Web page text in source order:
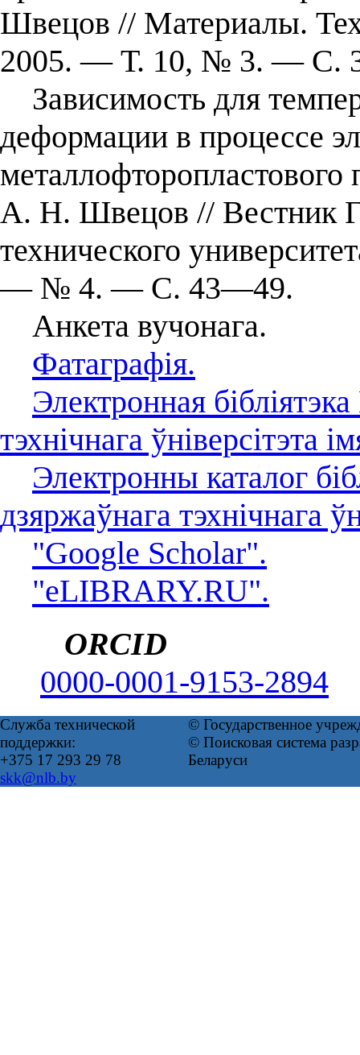
Швецов // Материалы.
2005. — Т. 10, № 3. — С.
Зависимость для
деформации в процессе
А. Н. Швецов // Вестник
технического
— № 4. — С. 43—49.
Анкета вучонага.
Фатаграфія.
Электронная
тэхнічнага ўніверсітэта
Электронны каталог
дзяржаўнага тэхнічнага
"Google Scholar".
"eLIBRARY.RU".
ORCID
0000-0001-9153-2894
Служба технической
поддержки:
+375 17 293 29 78
skk@nlb.by
© Государственное
© Поисковая система
Беларуси